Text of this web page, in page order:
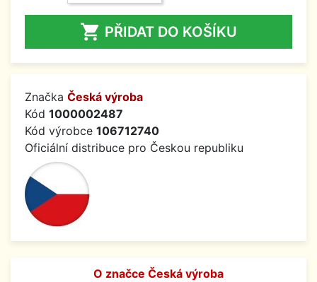
 PŘIDAT DO KOŠÍKU
Značka Česká výroba
Kód 1000002487
Kód výrobce 106712740
Oficiální distribuce pro Českou republiku
O značce Česká výroba